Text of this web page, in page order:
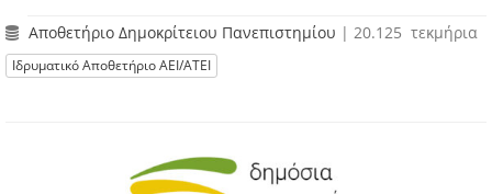
Αποθετήριο Δημοκρίτειου Πανεπιστημίου | 20.125 τεκμήρια
Ιδρυματικό Αποθετήριο ΑΕΙ/ΑΤΕΙ